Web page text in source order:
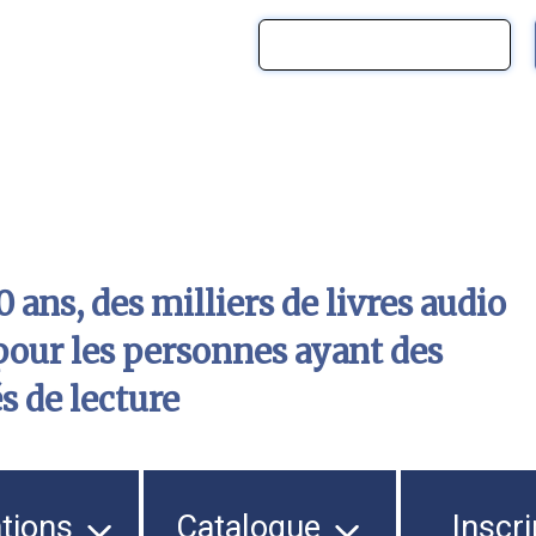
ans, des milliers de livres audio
les personnes ayant des
de lecture
Catalogue